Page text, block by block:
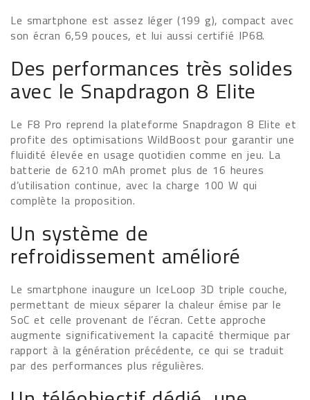
Le smartphone est assez léger (199 g), compact avec
son écran 6,59 pouces, et lui aussi certifié IP68.
Des performances très solides
avec le Snapdragon 8 Elite
Le F8 Pro reprend la plateforme Snapdragon 8 Elite et
profite des optimisations WildBoost pour garantir une
fluidité élevée en usage quotidien comme en jeu. La
batterie de 6210 mAh promet plus de 16 heures
d’utilisation continue, avec la charge 100 W qui
complète la proposition.
Un système de
refroidissement amélioré
Le smartphone inaugure un IceLoop 3D triple couche,
permettant de mieux séparer la chaleur émise par le
SoC et celle provenant de l’écran. Cette approche
augmente significativement la capacité thermique par
rapport à la génération précédente, ce qui se traduit
par des performances plus régulières.